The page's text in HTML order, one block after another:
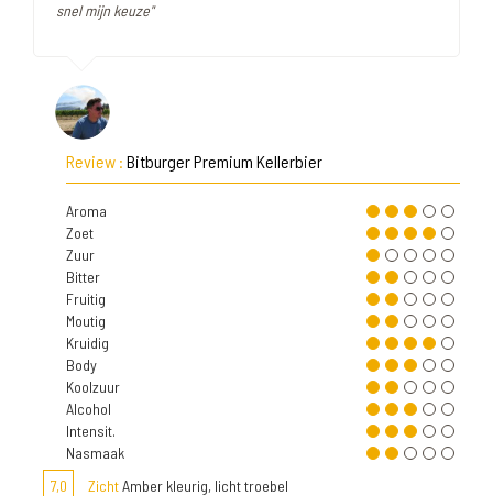
snel mijn keuze"
Review : Bitburger Premium Kellerbier
Aroma
Zoet
Zuur
Bitter
Fruitig
Moutig
Kruidig
Body
Koolzuur
Alcohol
Intensit.
Nasmaak
7,0
ZichtAmber kleurig, licht troebel